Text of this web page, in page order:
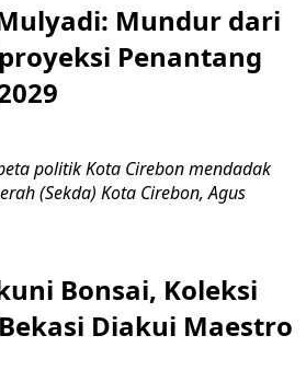
Mundur dari
Penantang
politik Kota Cirebon mendadak
(Sekda) Kota Cirebon, Agus
Bonsai, Koleksi
Diakui Maestro